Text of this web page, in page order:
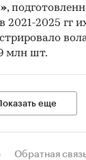
,
2021-2025 гг
млн шт.
еще
Обратная